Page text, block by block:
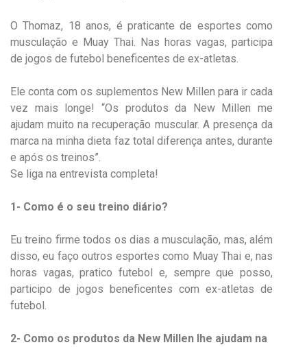
O Thomaz, 18 anos, é praticante de esportes como
musculação e Muay Thai. Nas horas vagas, participa
de jogos de futebol beneficentes de ex-atletas.
Ele conta com os suplementos New Millen para ir cada
vez mais longe! “Os produtos da New Millen me
ajudam muito na recuperação muscular. A presença da
marca na minha dieta faz total diferença antes, durante
e após os treinos”.
Se liga na entrevista completa!
1- Como é o seu treino diário?
Eu treino firme todos os dias a musculação, mas, além
disso, eu faço outros esportes como Muay Thai e, nas
horas vagas, pratico futebol e, sempre que posso,
participo de jogos beneficentes com ex-atletas de
futebol.
2- Como os produtos da New Millen lhe ajudam na